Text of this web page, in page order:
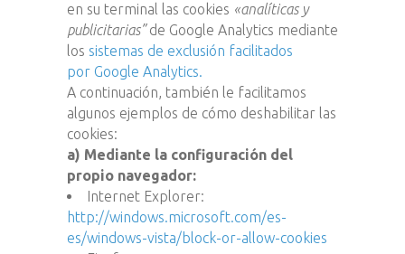
en su terminal las cookies «analíticas y
publicitarias”de Google Analytics mediante
los sistemas de exclusión facilitados
por Google Analytics.
A continuación, también le facilitamos
algunos ejemplos de cómo deshabilitar las
cookies:
a) Mediante la configuración del
propio navegador:
Internet Explorer:
http://windows.microsoft.com/es-
es/windows-vista/block-or-allow-cookies